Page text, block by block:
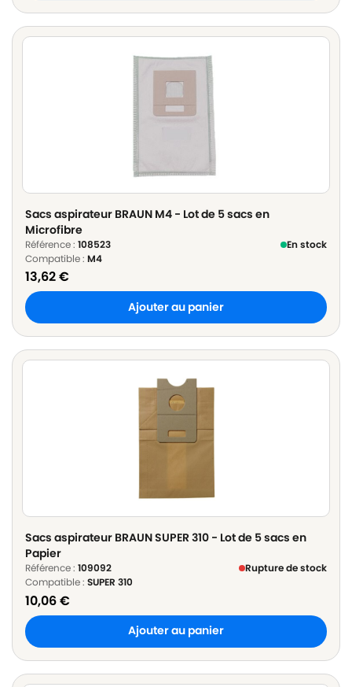
Sacs aspirateur BRAUN M4 - Lot de 5 sacs en
Microfibre
Référence : 108523
En stock
Compatible : M4
13,62€
Ajouter au panier
Sacs aspirateur BRAUN SUPER 310 - Lot de 5 sacs en
Papier
Référence : 109092
Rupture de stock
Compatible : SUPER 310
10,06€
Ajouter au panier